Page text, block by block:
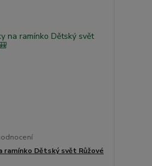
ramínko Dětský svět Růžové